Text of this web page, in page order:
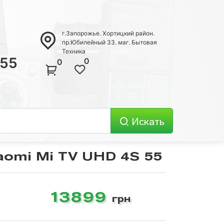
г.Запорожье. Хортицкий район.
пр.Юбилейный 33. маг. Бытовая
Техника
0 0
Искать
Телевизоры
Mi TV UHD 4S 55
13899 грн